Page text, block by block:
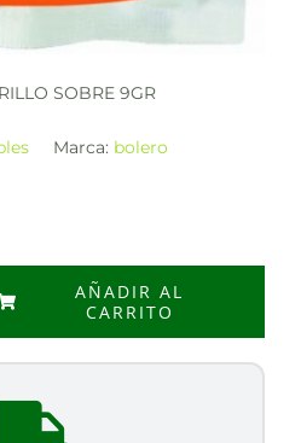
SOBRE 9GR
Marca: bolero
AÑADIR AL
CARRITO